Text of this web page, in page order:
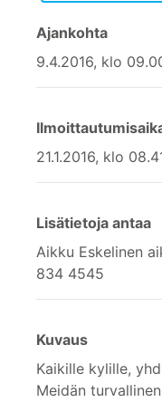
Ajankohta
9.4.2016, klo
21.1.2016, klo
Lisätietoja antaa
Aikku Eskelinen
834 4545
Kuvaus
Kaikille kylille,
Meidän